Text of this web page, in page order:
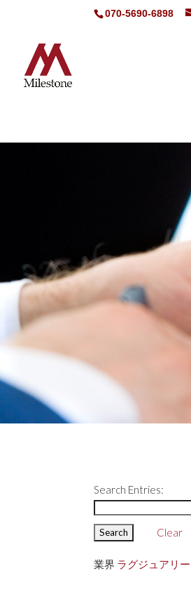
070-5690-6898
Search Entries:
Clear
業界 ラグジュアリ